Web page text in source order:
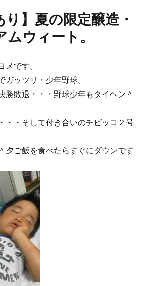
ー
限
定
ビ
「プ
レ
ミ
ウ
ト」
白
い
ク
ジ
ラ。
に
り】夏の限定醸造・
ウィート。
メです。
ガッツリ・少年野球。
勝敗退・・・野球少年もタイヘン＾
・・そして付き合いのチビッコ２号
夕ご飯を食べたらすぐにダウンです